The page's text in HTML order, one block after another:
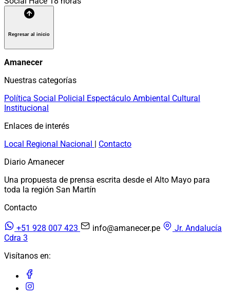
Regresar al inicio
Amanecer
Nuestras categorías
Política Social Policial Espectáculo Ambiental Cultural
Institucional
Enlaces de interés
Local Regional Nacional | Contacto
Diario Amanecer
Una propuesta de prensa escrita desde el Alto Mayo para
toda la región San Martín
Contacto
+51 928 007 423 info@amanecer.pe
Jr. Andalucía
Cdra 3
Visítanos en: